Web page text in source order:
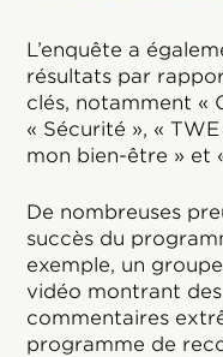
L’enquête a
résultats par
clés, notamment «
« Sécurité », «
mon bien-être » et
De nombreuses
succès du
exemple, un
vidéo montrant
commentaires
programme de